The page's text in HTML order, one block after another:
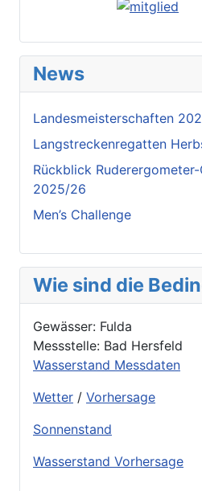
News
Landesmeisterschaften
Langstreckenregatten
Rückblick
2025/26
Men’s Challenge
Wie sind die
Gewässer: Fulda
Messstelle: Bad Hersfeld
Wasserstand Messdaten
Wetter / Vorhersage
Sonnenstand
Wasserstand Vorhersage